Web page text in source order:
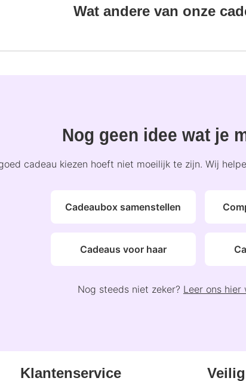
Wat andere van onze
Nog geen idee wat je
cadeau kiezen hoeft niet moeilijk te zijn. Wij
Cadeaubox samenstellen
Cadeaus voor haar
Nog steeds niet zeker? Leer ons hier
Klantenservice